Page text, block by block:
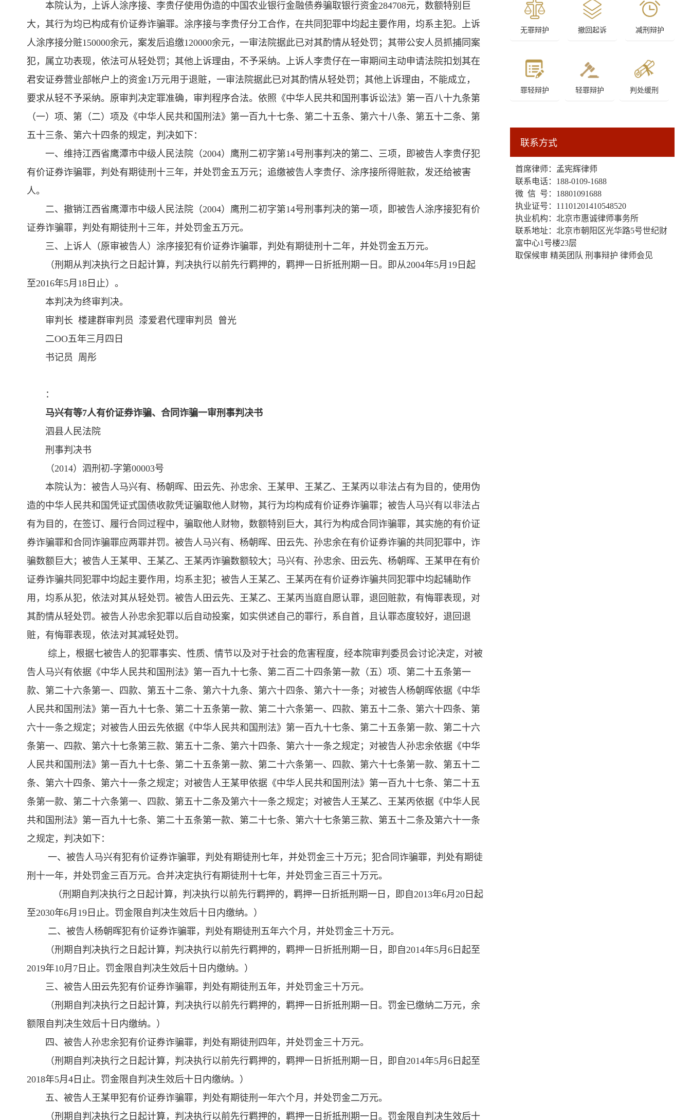
本院认为，上诉人涂序接、李贵仔使用伪造的中国农业银行金融债券骗取银行资金284708元，数额特别巨
大，其行为均已构成有价证券诈骗罪。涂序接与李贵仔分工合作，在共同犯罪中均起主要作用，均系主犯。上诉
人涂序接分赃150000余元，案发后追缴120000余元，一审法院据此已对其酌情从轻处罚；其带公安人员抓捕同案
犯，属立功表现，依法可从轻处罚；其他上诉理由，不予采纳。上诉人李贵仔在一审期间主动申请法院扣划其在
君安证券营业部帐户上的资金1万元用于退赃，一审法院据此已对其酌情从轻处罚；其他上诉理由，不能成立，
要求从轻不予采纳。原审判决定罪准确，审判程序合法。依照《中华人民共和国刑事诉讼法》第一百八十九条第
（一）项、第（二）项及《中华人民共和国刑法》第一百九十七条、第二十五条、第六十八条、第五十二条、第
五十三条、第六十四条的规定，判决如下：
一、维持江西省鹰潭市中级人民法院（2004）鹰刑二初字第14号刑事判决的第二、三项，即被告人李贵仔犯
有价证券诈骗罪，判处有期徒刑十三年，并处罚金五万元；追缴被告人李贵仔、涂序接所得赃款，发还给被害
人。
二、撤销江西省鹰潭市中级人民法院（2004）鹰刑二初字第14号刑事判决的第一项，即被告人涂序接犯有价
证券诈骗罪，判处有期徒刑十三年，并处罚金五万元。
三、上诉人（原审被告人）涂序接犯有价证券诈骗罪，判处有期徒刑十二年，并处罚金五万元。
（刑期从判决执行之日起计算，判决执行以前先行羁押的，羁押一日折抵刑期一日。即从2004年5月19日起
至2016年5月18日止）。
本判决为终审判决。
审判长 楼建群审判员 漆爱君代理审判员 曾光
二OO五年三月四日
书记员 周彤
：
马兴有等7人有价证券诈骗、合同诈骗一审刑事判决书
泗县人民法院
刑事判决书
（2014）泗刑初-字第00003号
本院认为：被告人马兴有、杨朝晖、田云先、孙忠余、王某甲、王某乙、王某丙以非法占有为目的，使用伪
造的中华人民共和国凭证式国债收款凭证骗取他人财物，其行为均构成有价证券诈骗罪；被告人马兴有以非法占
有为目的，在签订、履行合同过程中，骗取他人财物，数额特别巨大，其行为构成合同诈骗罪，其实施的有价证
券诈骗罪和合同诈骗罪应两罪并罚。被告人马兴有、杨朝晖、田云先、孙忠余在有价证券诈骗的共同犯罪中，诈
骗数额巨大；被告人王某甲、王某乙、王某丙诈骗数额较大；马兴有、孙忠余、田云先、杨朝晖、王某甲在有价
证券诈骗共同犯罪中均起主要作用，均系主犯；被告人王某乙、王某丙在有价证券诈骗共同犯罪中均起辅助作
用，均系从犯，依法对其从轻处罚。被告人田云先、王某乙、王某丙当庭自愿认罪，退回赃款，有悔罪表现，对
其酌情从轻处罚。被告人孙忠余犯罪以后自动投案，如实供述自己的罪行，系自首，且认罪态度较好，退回退
赃，有悔罪表现，依法对其减轻处罚。
综上，根据七被告人的犯罪事实、性质、情节以及对于社会的危害程度，经本院审判委员会讨论决定，对被
告人马兴有依据《中华人民共和国刑法》第一百九十七条、第二百二十四条第一款（五）项、第二十五条第一
款、第二十六条第一、四款、第五十二条、第六十九条、第六十四条、第六十一条；对被告人杨朝晖依据《中华
人民共和国刑法》第一百九十七条、第二十五条第一款、第二十六条第一、四款、第五十二条、第六十四条、第
六十一条之规定；对被告人田云先依据《中华人民共和国刑法》第一百九十七条、第二十五条第一款、第二十六
条第一、四款、第六十七条第三款、第五十二条、第六十四条、第六十一条之规定；对被告人孙忠余依据《中华
人民共和国刑法》第一百九十七条、第二十五条第一款、第二十六条第一、四款、第六十七条第一款、第五十二
条、第六十四条、第六十一条之规定；对被告人王某甲依据《中华人民共和国刑法》第一百九十七条、第二十五
条第一款、第二十六条第一、四款、第五十二条及第六十一条之规定；对被告人王某乙、王某丙依据《中华人民
共和国刑法》第一百九十七条、第二十五条第一款、第二十七条、第六十七条第三款、第五十二条及第六十一条
之规定，判决如下：
一、被告人马兴有犯有价证券诈骗罪，判处有期徒刑七年，并处罚金三十万元；犯合同诈骗罪，判处有期徒
刑十一年，并处罚金三百万元。合并决定执行有期徒刑十七年，并处罚金三百三十万元。
（刑期自判决执行之日起计算，判决执行以前先行羁押的，羁押一日折抵刑期一日，即自2013年6月20日起
至2030年6月19日止。罚金限自判决生效后十日内缴纳。）
二、被告人杨朝晖犯有价证券诈骗罪，判处有期徒刑五年六个月，并处罚金三十万元。
（刑期自判决执行之日起计算，判决执行以前先行羁押的，羁押一日折抵刑期一日，即自2014年5月6日起至
2019年10月7日止。罚金限自判决生效后十日内缴纳。）
三、被告人田云先犯有价证券诈骗罪，判处有期徒刑五年，并处罚金三十万元。
（刑期自判决执行之日起计算，判决执行以前先行羁押的，羁押一日折抵刑期一日。罚金已缴纳二万元，余
额限自判决生效后十日内缴纳。）
四、被告人孙忠余犯有价证券诈骗罪，判处有期徒刑四年，并处罚金三十万元。
（刑期自判决执行之日起计算，判决执行以前先行羁押的，羁押一日折抵刑期一日，即自2014年5月6日起至
2018年5月4日止。罚金限自判决生效后十日内缴纳。）
五、被告人王某甲犯有价证券诈骗罪，判处有期徒刑一年六个月，并处罚金二万元。
（刑期自判决执行之日起计算，判决执行以前先行羁押的，羁押一日折抵刑期一日。罚金限自判决生效后十
无罪辩护 撤回起诉 减刑辩护
罪轻辩护 轻罪辩护 判处缓刑
联系方式
首席律师：孟宪辉律师
联系电话： 188-0109-1688
微 信 号：18801091688
执业证号：11101201410548520
执业机构：北京市惠诚律师事务所
联系地址：北京市朝阳区光华路5号世纪财
富中心1号楼23层
取保候审 精英团队 刑事辩护 律师会见